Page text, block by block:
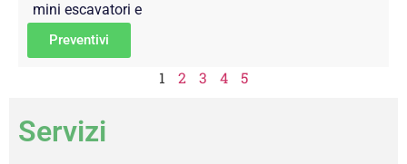
mini escavatori e
Preventivi
1 2 3 4 5
Servizi